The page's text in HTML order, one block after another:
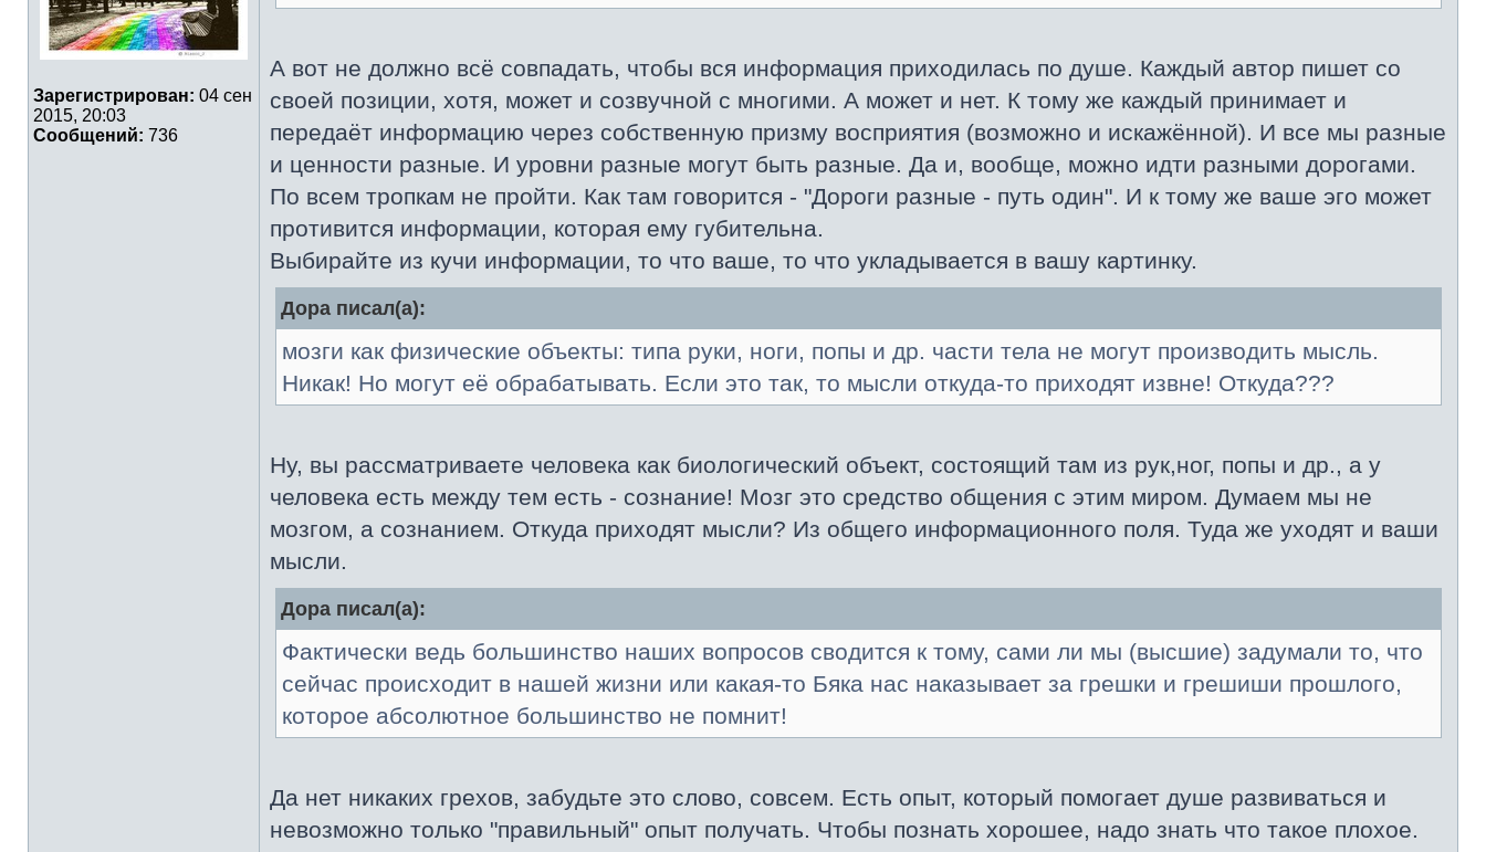
Зарегистрирован: 04 сен
2015, 20:03
Сообщений: 736
А вот не должно всё совпадать, чтобы вся информация приходилась по душе. Каждый автор пишет со
своей позиции, хотя, может и созвучной с многими. А может и нет. К тому же каждый принимает и
передаёт информацию через собственную призму восприятия (возможно и искажённой). И все мы разные
и ценности разные. И уровни разные могут быть разные. Да и, вообще, можно идти разными дорогами.
По всем тропкам не пройти. Как там говорится - "Дороги разные - путь один". И к тому же ваше эго может
противится информации, которая ему губительна.
Выбирайте из кучи информации, то что ваше, то что укладывается в вашу картинку.
Дора писал(а):
мозги как физические объекты: типа руки, ноги, попы и др. части тела не могут производить мысль.
Никак! Но могут её обрабатывать. Если это так, то мысли откуда-то приходят извне! Откуда???
Ну, вы рассматриваете человека как биологический объект, состоящий там из рук,ног, попы и др., а у
человека есть между тем есть - сознание! Мозг это средство общения с этим миром. Думаем мы не
мозгом, а сознанием. Откуда приходят мысли? Из общего информационного поля. Туда же уходят и ваши
мысли.
Дора писал(а):
Фактически ведь большинство наших вопросов сводится к тому, сами ли мы (высшие) задумали то, что
сейчас происходит в нашей жизни или какая-то Бяка нас наказывает за грешки и грешиши прошлого,
которое абсолютное большинство не помнит!
Да нет никаких грехов, забудьте это слово, совсем. Есть опыт, который помогает душе развиваться и
невозможно только "правильный" опыт получать. Чтобы познать хорошее, надо знать что такое плохое.